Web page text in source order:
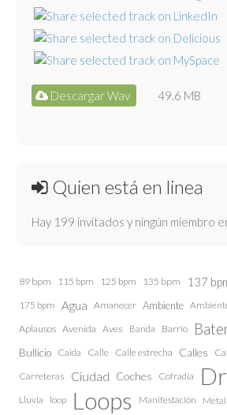
Descargar Wav 49.6 MB
Quien está en linea
Hay 199 invitados y ningún miembro
89 bpm 115 bpm 125 bpm 135 bpm 137
175 bpm Agua Amanecer Ambiente
Aplausos Avenida Aves Banda Barrio
Bullicio Caida Calle Calle estrecha Calles
Carreteras Ciudad Coches Cofradía
Lluvia loop Loops Manifestación Metal